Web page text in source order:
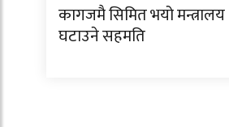
कागजमै सिमित भयो मन्त्रालय
घटाउने सहमति